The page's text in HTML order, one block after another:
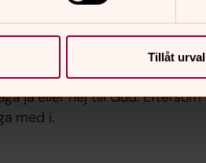
Tillåt urval
famn.
ja eller nej till Gud. Eftersom
med i.